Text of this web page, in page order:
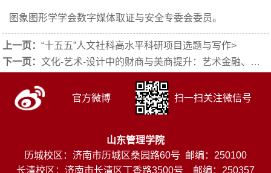
图象图形学学会数字媒体取证与安全专委会委员。
上一页：“十五五”人文社科高水平科研项目选题与写作>
下一页：文化-艺术-设计中的财商与美商提升：艺术金融、艺术品投资与艺术资产管理的逻辑
官方微博 扫一扫关注微信号
山东管理学院
历城校区：济南市历城区桑园路60号 邮编：250100
长清校区：济南市长清区丁香路3500号 邮编：250357